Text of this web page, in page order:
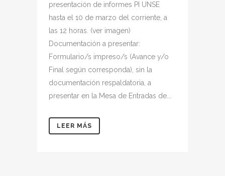
presentación de informes PI UNSE
hasta el 10 de marzo del corriente, a
las 12 horas. (ver imagen)
Documentación a presentar:
Formulario/s impreso/s (Avance y/o
Final según corresponda), sin la
documentación respaldatoria, a
presentar en la Mesa de Entradas de...
LEER MÁS